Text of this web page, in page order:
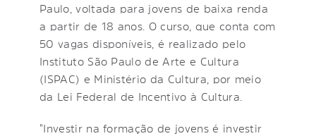
Paulo, voltada para jovens de baixa renda
a partir de 18 anos. O curso, que conta com
50 vagas disponíveis, é realizado pelo
Instituto São Paulo de Arte e Cultura
(ISPAC) e Ministério da Cultura, por meio
da Lei Federal de Incentivo à Cultura.
"Investir na formação de jovens é investir